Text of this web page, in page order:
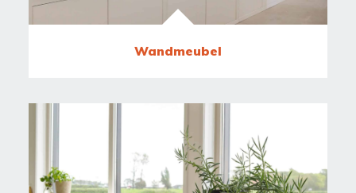
Wandmeubel